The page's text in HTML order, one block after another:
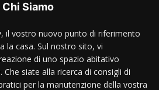
Chi Siamo
il vostro nuovo punto di riferimento
la casa. Sul nostro sito, vi
di uno spazio abitativo
siate alla ricerca di consigli di
per la manutenzione della vostra